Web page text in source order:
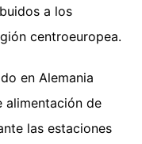
a los
centroeuropea.
en Alemania
alimentación de
las estaciones